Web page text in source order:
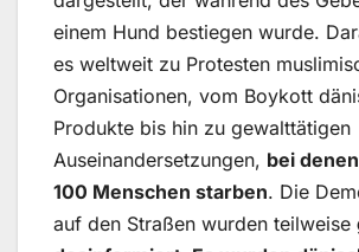
einem Hund bestiegen wurde.
es weltweit zu Protesten
Organisationen, vom Boykott
Produkte bis hin zu gewalttätigen
Auseinandersetzungen, bei
100 Menschen starben. Die
auf den Straßen wurden teilweise